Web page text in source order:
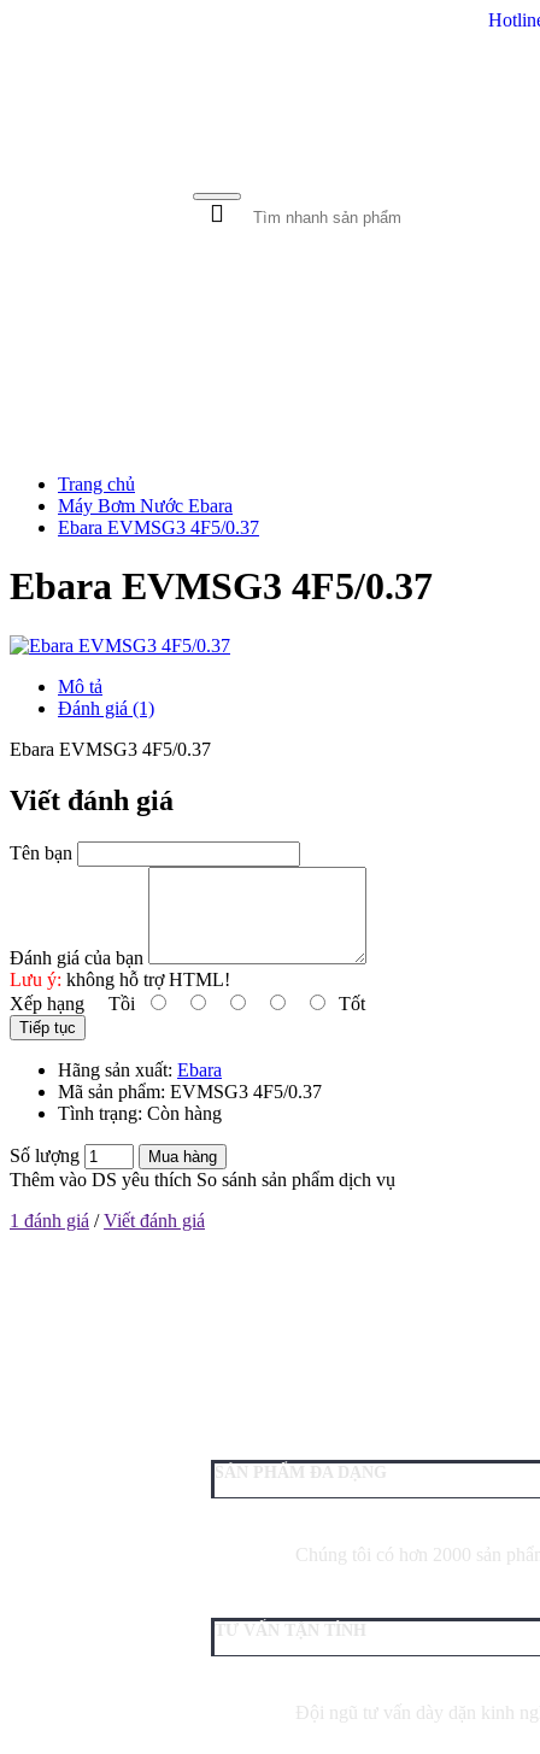
Trang chủ
Máy Bơm Nước Ebara
Ebara EVMSG3 4F5/0.37
Ebara EVMSG3 4F5/0.37
Mô tả
Đánh giá (1)
Ebara EVMSG3 4F5/0.37
Viết đánh giá
Tên bạn
Đánh giá của bạn
Lưu ý: không hỗ trợ HTML!
Xếp hạng Tồi Tốt
Tiếp tục
Hãng sản xuất: Ebara
Mã sản phẩm: EVMSG3 4F5/0.37
Tình trạng: Còn hàng
Số lượng Mua hàng
Thêm vào DS yêu thích So sánh sản phẩm dịch vụ
1 đánh giá /Viết đánh giá
SẢN PHẨM ĐA DẠNG
Chúng tôi có hơn 2000 sản
TƯ VẤN TẬN TÌNH
Đội ngũ tư vấn dày dặn kinh